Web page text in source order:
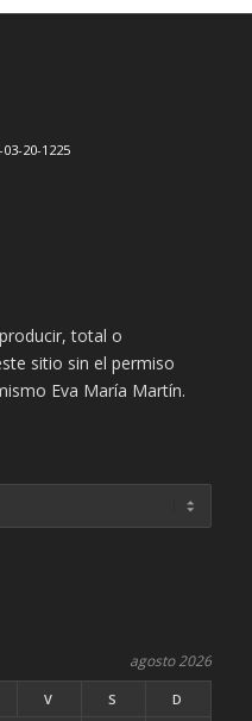
20-1225
total o
sitio sin el permiso
Eva María Martín.
agosto 2026
V S
D